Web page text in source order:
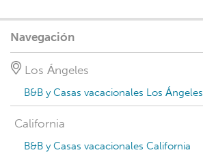
Navegación
Los Ángeles
B&B y Casas vacacionales Los Ángeles
California
B&B y Casas vacacionales California